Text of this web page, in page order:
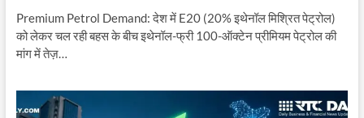
Premium Petrol Demand: देश में E20 (20% इथेनॉल मिश्रित पेट्रोल)
को लेकर चल रही बहस के बीच इथेनॉल-फ्री 100-ऑक्टेन प्रीमियम पेट्रोल की
मांग में तेज़…